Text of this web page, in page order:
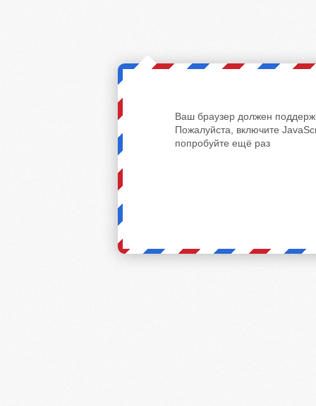
Ваш браузер должен
Пожалуйста, включите
попробуйте ещё раз